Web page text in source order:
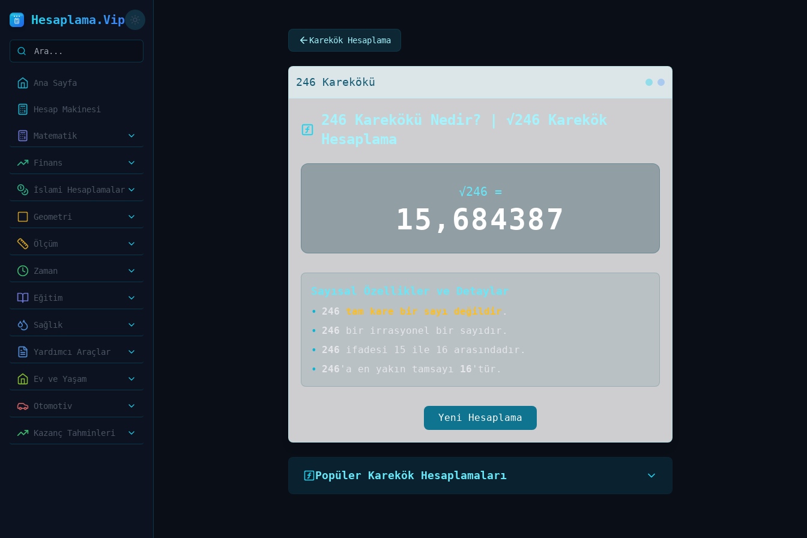
Hesaplama.Vip
Ana Sayfa
Hesap Makinesi
Matematik
Finans
İslami Hesaplamalar
Geometri
Ölçüm
Zaman
Eğitim
Sağlık
Yardımcı Araçlar
Ev ve Yaşam
Otomotiv
Kazanç Tahminleri
Karekök Hesaplama
246 Karekökü
246 Karekökü Nedir? | √246 Karekök
Hesaplama
√246 =
15,684387
Sayısal Özellikler ve Detaylar
• 246 tam kare bir sayı değildir .
•
246 bir irrasyonel bir sayıdır .
•
246
ifadesi 15 ile 16 arasındadır.
•
246 'a en yakın tamsayı 16 'tür.
Yeni Hesaplama
Popüler Karekök Hesaplamaları